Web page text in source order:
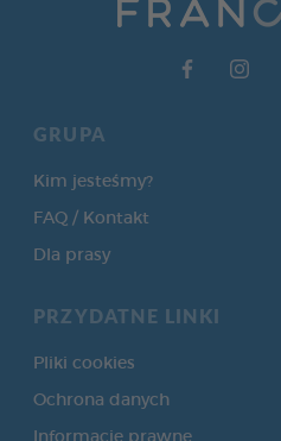
GRUPA
Kim jesteśmy?
FAQ / Kontakt
Dla prasy
PRZYDATNE LINKI
Pliki cookies
Ochrona danych
Informacje prawne